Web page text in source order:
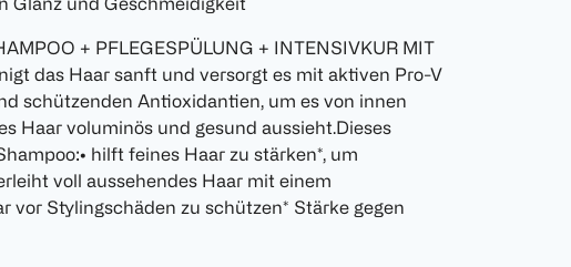
+ PFLEGESPÜLUNG + INTENSIVKUR MIT
das Haar sanft und versorgt es mit aktiven Pro-V
schützenden Antioxidantien, um es von innen
Haar voluminös und gesund aussieht.Dieses
hilft feines Haar zu stärken*, um
voll aussehendes Haar mit einem
vor Stylingschäden zu schützen* Stärke gegen